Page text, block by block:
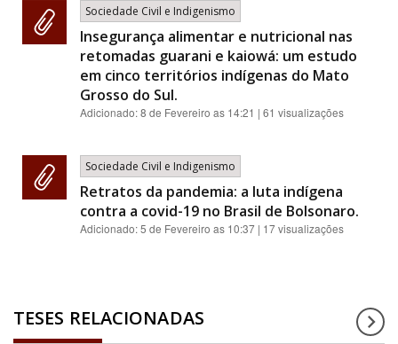
Sociedade Civil e Indigenismo
Insegurança alimentar e nutricional nas
retomadas guarani e kaiowá: um estudo
em cinco territórios indígenas do Mato
Grosso do Sul.
Adicionado:8 de Fevereiro as 14:21 | 61 visualizações
Sociedade Civil e Indigenismo
Retratos da pandemia: a luta indígena
contra a covid-19 no Brasil de Bolsonaro.
Adicionado:5 de Fevereiro as 10:37 | 17 visualizações
TESES RELACIONADAS